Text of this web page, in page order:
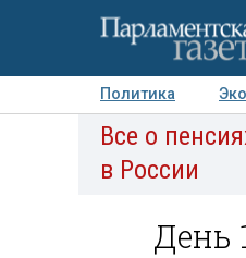
Политика
Авторы
Все о
в России
День